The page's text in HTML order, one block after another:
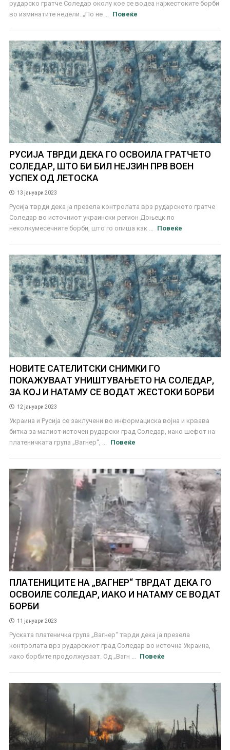
рударско гратче Соледар околу кое се водеа најжестоките борби
во изминатите недели. „По не ...
Повеќе
РУСИЈА ТВРДИ ДЕКА ГО ОСВОИЛА ГРАТЧЕТО
СОЛЕДАР, ШТО БИ БИЛ НЕЈЗИН ПРВ ВОЕН
УСПЕХ ОД ЛЕТОСКА
13 јануари 2023
Русија тврди дека ја презела контролата врз рударското гратче
Соледар во источниот украински регион Доњецк по
неколкумесечните борби, што го опиша как ...
Повеќе
НОВИТЕ САТЕЛИТСКИ СНИМКИ ГО
ПОКАЖУВААТ УНИШТУВАЊЕТО НА СОЛЕДАР,
ЗА КОЈ И НАТАМУ СЕ ВОДАТ ЖЕСТОКИ БОРБИ
12 јануари 2023
Украина и Русија се заклучени во информациска војна и крвава
битка за малиот источен рударски град Соледар, иако шефот на
платеничката група „Вагнер“, ...
Повеќе
ПЛАТЕНИЦИТЕ НА „ВАГНЕР“ ТВРДАТ ДЕКА ГО
ОСВОИЛЕ СОЛЕДАР, ИАКО И НАТАМУ СЕ ВОДАТ
БОРБИ
11 јануари 2023
Руската платеничка група „Вагнер“ тврди дека ја презела
контролата врз рударскиот град Соледар во источна Украина,
иако борбите продолжуваат. Од „Вагн ...
Повеќе